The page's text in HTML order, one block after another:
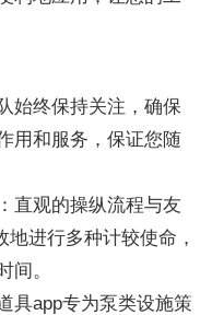
始终保持关注，确保
用和服务，保证您随
直观的操纵流程与友
进行多种计较使命，
间。
具app专为泵类设施策